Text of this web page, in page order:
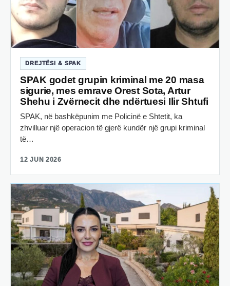
DREJTËSI & SPAK
SPAK godet grupin kriminal me 20 masa
sigurie, mes emrave Orest Sota, Artur
Shehu i Zvërnecit dhe ndërtuesi Ilir Shtufi
SPAK, në bashkëpunim me Policinë e Shtetit, ka
zhvilluar një operacion të gjerë kundër një grupi kriminal
të…
12 JUN 2026